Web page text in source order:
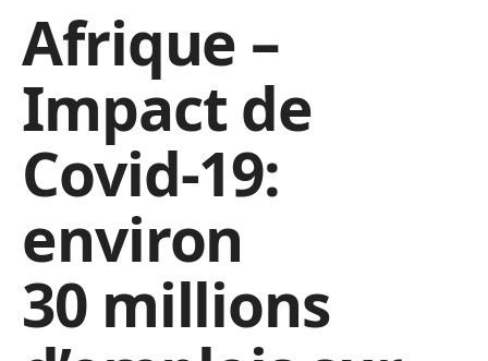
Afrique –
Impact de
Covid-19:
environ
30 millions